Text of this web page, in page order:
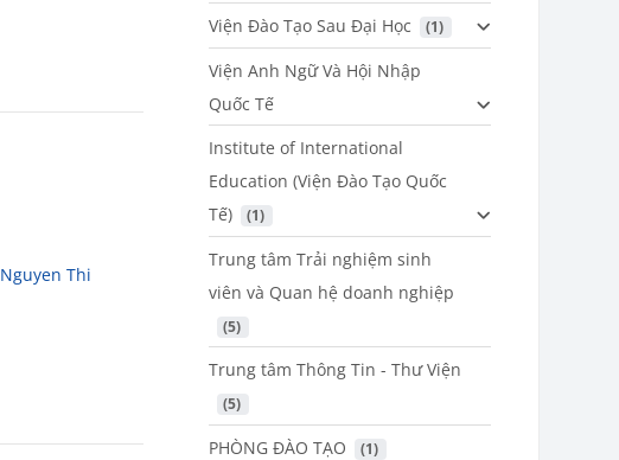
Nguyen Thi
Viện Đào Tạo Sau Đại Học
(1)
Viện Anh Ngữ Và Hội Nhập
Quốc Tế
Institute of International
Education (Viện Đào Tạo Quốc
Tế)
(1)
Trung tâm Trải nghiệm sinh
viên và Quan hệ doanh nghiệp
(5)
Trung tâm Thông Tin - Thư Viện
(5)
PHÒNG ĐÀO TẠO (1)